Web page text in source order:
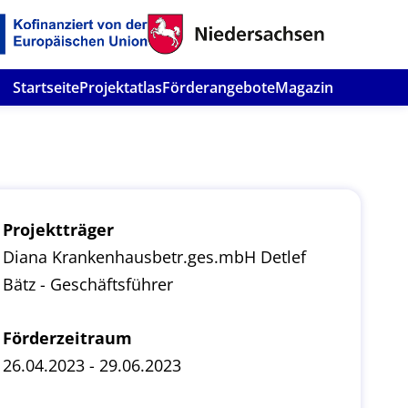
StartseiteProjektatlasFörderangeboteMagazin
Projektträger
Diana Krankenhausbetr.ges.mbH Detlef
Bätz - Geschäftsführer
Förderzeitraum
26.04.2023 - 29.06.2023